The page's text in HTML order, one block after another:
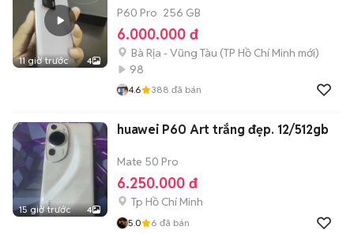
11 giờ trước 4
P60 Pro 256 GB
6.000.000 đ
Bà Rịa - Vũng Tàu (TP Hồ Chí Minh mới)
98
4.6 388 đã bán
15 giờ trước 4
huawei P60 Art trắng đẹp. 12/512gb
Mate 50 Pro
6.250.000 đ
Tp Hồ Chí Minh
5.0 6 đã bán